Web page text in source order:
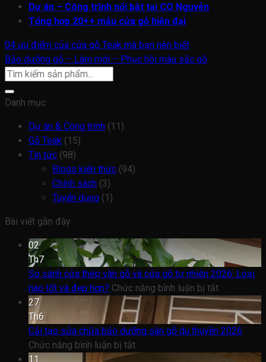
Dự án – Công trình nổi bật tại CQ Nguyễn
Tổng hợp 20++ mẫu cửa gỗ hiện đại
04 ưu điểm của cửa gỗ Teak mà bạn nên biết
Bảo dưỡng gỗ – Làm mới – Phục hồi màu sắc gỗ
Danh mục
Dự án & Công trình (11)
Gỗ Teak (15)
Tin tức (98)
Blogs kiến thức (94)
Chính sách (3)
Tuyển dụng (1)
Bài viết gần đây
02
Th7
So sánh cửa thép vân gỗ và cửa gỗ tự nhiên 2026: Loại
nào tốt và đẹp hơn? Chức năng bình luận bị tắtở
So
sánh
cửa
vân
27
Th6
Cải tạo sửa chữa bảo dưỡng sàn gỗ du thuyền 2026
Chức năng bình luận bị tắtở
11